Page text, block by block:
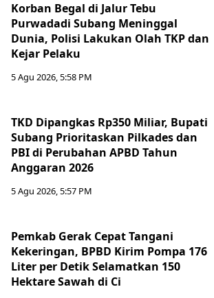
Korban Begal di Jalur Tebu
Purwadadi Subang Meninggal
Dunia, Polisi Lakukan Olah TKP dan
Kejar Pelaku
5 Agu 2026, 5:58 PM
TKD Dipangkas Rp350 Miliar, Bupati
Subang Prioritaskan Pilkades dan
PBI di Perubahan APBD Tahun
Anggaran 2026
5 Agu 2026, 5:57 PM
Pemkab Gerak Cepat Tangani
Kekeringan, BPBD Kirim Pompa 176
Liter per Detik Selamatkan 150
Hektare Sawah di Ci